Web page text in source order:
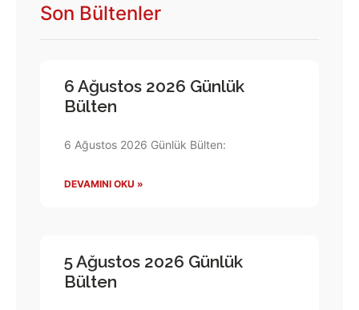
Son Bültenler
6 Ağustos 2026 Günlük
Bülten
6 Ağustos 2026 Günlük Bülten:
DEVAMINI OKU »
5 Ağustos 2026 Günlük
Bülten